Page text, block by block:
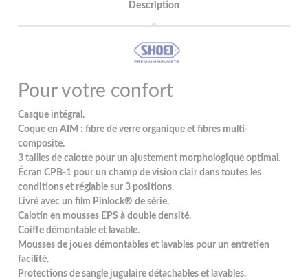
Description
Pour votre confort
Casque intégral.
Coque en AIM : fibre de verre organique et fibres multi-
composite.
3 tailles de calotte pour un ajustement morphologique optimal.
Écran CPB-1 pour un champ de vision clair dans toutes les
conditions et réglable sur 3 positions.
Livré avec un film Pinlock® de série.
Calotin en mousses EPS à double densité.
Coiffe démontable et lavable.
Mousses de joues démontables et lavables pour un entretien
facilité.
Protections de sangle jugulaire détachables et lavables.